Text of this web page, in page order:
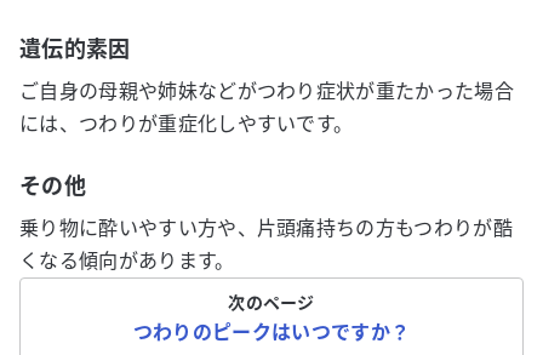
遺伝的素因
ご自身の母親や姉妹などがつわり症状が重たかった場合
には、つわりが重症化しやすいです。
その他
乗り物に酔いやすい方や、片頭痛持ちの方もつわりが酷
くなる傾向があります。
次のページ
つわりのピークはいつですか？